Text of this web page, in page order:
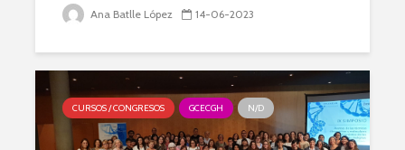
Ana Batlle López 14-06-2023
CURSOS / CONGRESOS GCECGH N/D